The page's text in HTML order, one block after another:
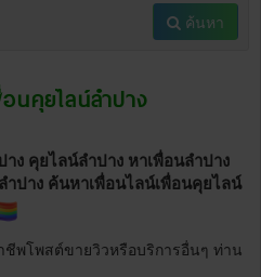
ค้นหา
นคุยไลน์ลำปาง
ง คุยไลน์ลำปาง หาเพื่อนลำปาง
ปาง ค้นหาเพื่อนไลน์เพื่อนคุยไลน์
ชีพโพสต์ขายวิวหรือบริการอื่นๆ ท่าน